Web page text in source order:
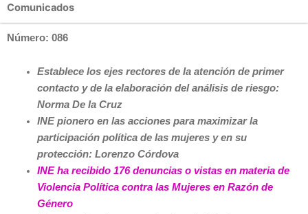
Comunicados
Número: 086
Establece los ejes rectores de la atención de primer
contacto y de la elaboración del análisis de riesgo:
Norma De la Cruz
INE pionero en las acciones para maximizar la
participación política de las mujeres y en su
protección: Lorenzo Córdova
INE ha recibido 176 denuncias o vistas en materia de
Violencia Política contra las Mujeres en Razón de
Género